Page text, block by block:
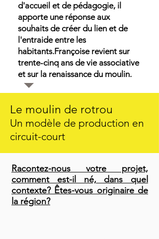
d'accueil et de pédagogie, il
apporte une réponse aux
souhaits de créer du lien et de
l'entraide entre les
habitants.Françoise revient sur
trente-cinq ans de vie associative
et sur la renaissance du moulin.
Le moulin de rotrou
Un modèle de production en
circuit-court
Racontez-nous votre projet,
comment est-il né, dans quel
contexte? Êtes-vous originaire de
la région?